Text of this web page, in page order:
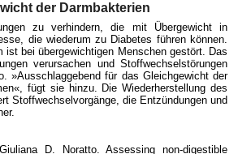
der Darmbakterien
zu verhindern, die mit Übergewicht in
die wiederum zu Diabetes führen können.
bei übergewichtigen Menschen gestört. Das
verursachen und Stoffwechselstörungen
»Ausschlaggebend für das Gleichgewicht der
fügt sie hinzu. Die Wiederherstellung des
Stoffwechselvorgänge, die Entzündungen und
D. Noratto. Assessing non-digestible